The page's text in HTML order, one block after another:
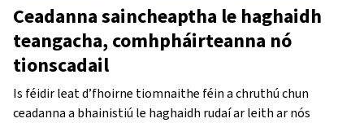
Ceadanna saincheaptha le haghaidh
teangacha, comhpháirteanna nó
tionscadail
Is féidir leat d’fhoirne tiomnaithe féin a chruthú chun
ceadanna a bhainistiú le haghaidh rudaí ar leith ar nós